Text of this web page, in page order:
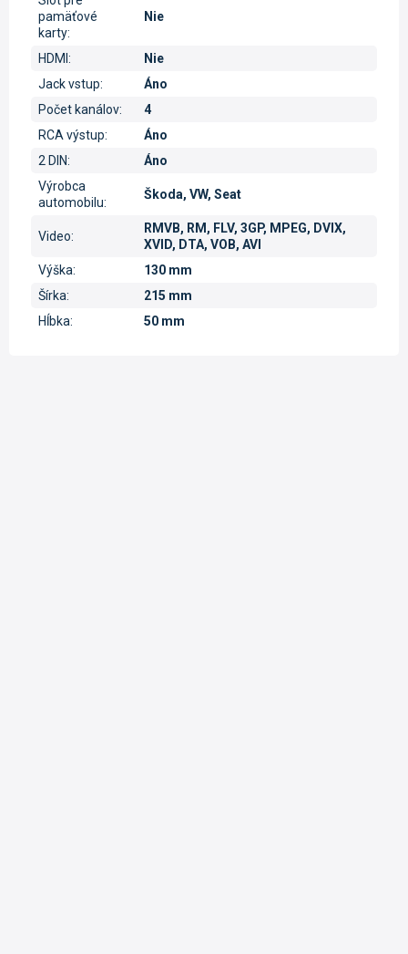
pamäťové
karty:
Nie
HDMI :
Nie
Jack vstup:
Áno
Počet kanálov:
4
RCA výstup:
Áno
2 DIN:
Áno
Výrobca
automobilu:
Škoda, VW, Seat
Video:
RMVB, RM, FLV, 3GP, MPEG, DVIX,
XVID, DTA, VOB, AVI
Výška:
130 mm
Šírka:
215 mm
Hĺbka: 50 mm